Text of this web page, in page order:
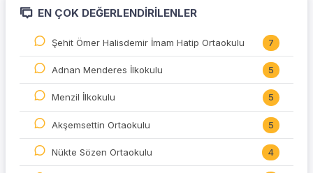
EN ÇOK DEĞERLENDIRILENLER
Şehit Ömer Halisdemir İmam Hatip Ortaokulu 7
Adnan Menderes İlkokulu 5
Menzil İlkokulu 5
Akşemsettin Ortaokulu 5
Nükte Sözen Ortaokulu 4